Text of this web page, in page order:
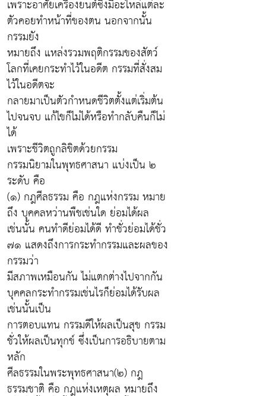
เพราะอาศัยเครื่องยนต์ซึ่งมีอะไหล่แต่ละ
ตัวคอยทำหน้าที่ของตน นอกจากนั้น
กรรมยัง
หมายถึง แหล่งรวมพฤติกรรมของสัตว์
โลกที่เคยกระทำไว้ในอดีต กรรมที่สั่งสม
ไว้ในอดีตจะ
กลายมาเป็นตัวกำหนดชีวิตตั้งแต่เริ่มต้น
ไปจนจบ แก้ไขก็ไม่ได้หรือทำกลับคืนก็ไม่
ได้
เพราะชีวิตถูกลิขิตด้วยกรรม
กรรมนิยามในพุทธศาสนา แบ่งเป็น ๒
ระดับ คือ
(๑) กฎศีลธรรม คือ กฎแห่งกรรม หมาย
ถึง บุคคลหว่านพืชเช่นใด ย่อมได้ผล
เช่นนั้น คนทำดีย่อมได้ดี ทำชั่วย่อมได้ชั่ว
๗๑ แสดงถึงการกระทำกรรมและผลของ
กรรมว่า
มีสภาพเหมือนกัน ไม่แตกต่างไปจากกัน
บุคคลกระทำกรรมเช่นไรก็ย่อมได้รับผล
เช่นนั้นเป็น
การตอบแทน กรรมดีให้ผลเป็นสุข กรรม
ชั่วให้ผลเป็นทุกข์ ซึ่งเป็นการอธิบายตาม
หลัก
ศีลธรรมในพระพุทธศาสนา(๒) กฎ
ธรรมชาติ คือ กฎแห่งเหตุผล หมายถึง